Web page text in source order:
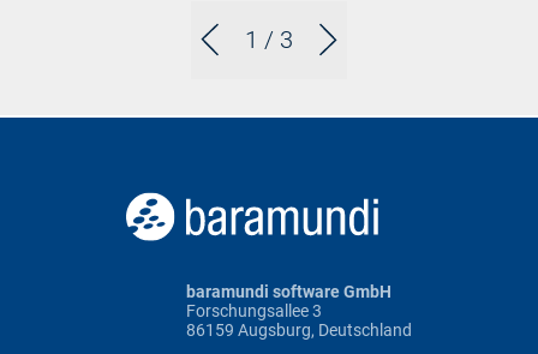
1 / 3
baramundi software GmbH
Forschungsallee 3
86159 Augsburg, Deutschland